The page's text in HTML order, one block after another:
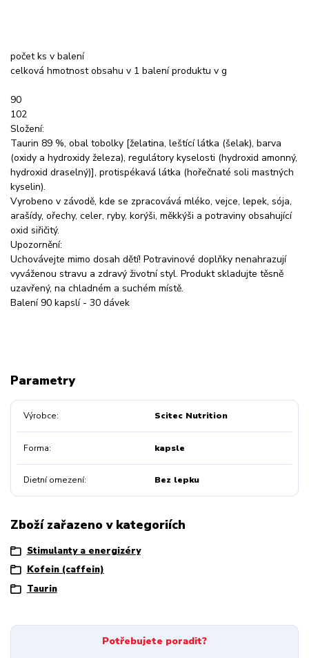
počet ks v balení
celková hmotnost obsahu v 1 balení produktu v g
90
102
Složení:
Taurin 89 %, obal tobolky [želatina, leštící látka (šelak), barva
(oxidy a hydroxidy železa), regulátory kyselosti (hydroxid amonný,
hydroxid draselný)], protispékavá látka (hořečnaté soli mastných
kyselin).
Vyrobeno v závodě, kde se zpracovává mléko, vejce, lepek, sója,
arašídy, ořechy, celer, ryby, korýši, měkkýši a potraviny obsahující
oxid siřičitý.
Upozornění:
Uchovávejte mimo dosah dětí! Potravinové doplňky nenahrazují
vyváženou stravu a zdravý životní styl. Produkt skladujte těsně
uzavřený, na chladném a suchém místě.
Balení 90 kapslí - 30 dávek
Parametry
Výrobce Scitec Nutrition
Forma kapsle
Dietní omezení Bez lepku
Zboží zařazeno v kategoriích
Stimulanty a energizéry
Kofein (caffein)
Taurin
Potřebujete poradit?